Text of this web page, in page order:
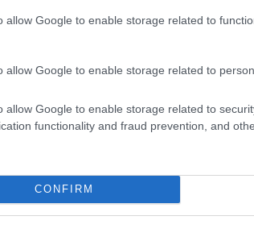
allow Google to enable storage related to
allow Google to enable storage related to
allow Google to enable storage related to
functionality and fraud prevention, and
CONFIRM